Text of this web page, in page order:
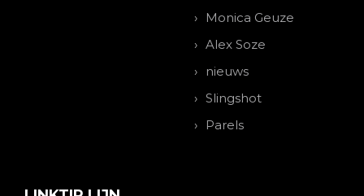
Monica Geuze
Alex Soze
nieuws
Slingshot
Parels